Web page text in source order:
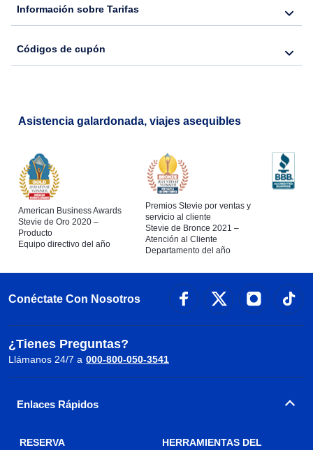
Información sobre Tarifas
Códigos de cupón
Asistencia galardonada, viajes asequibles
American Business Awards
Stevie de Oro 2020 –
Producto
Equipo directivo del año
Premios Stevie por ventas y
servicio al cliente
Stevie de Bronce 2021 –
Atención al Cliente
Departamento del año
Conéctate Con Nosotros
¿Tienes Preguntas?
Llámanos 24/7 a 000-800-050-3541
Enlaces Rápidos
RESERVA
HERRAMIENTAS DEL